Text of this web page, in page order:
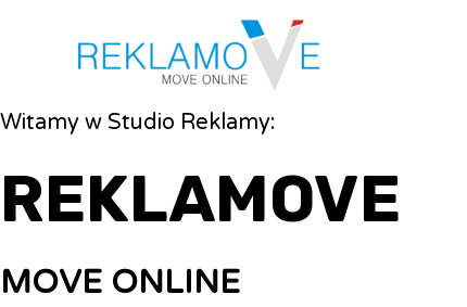
Witamy w Studio Reklamy:
REKLAMOVE
MOVE ONLINE